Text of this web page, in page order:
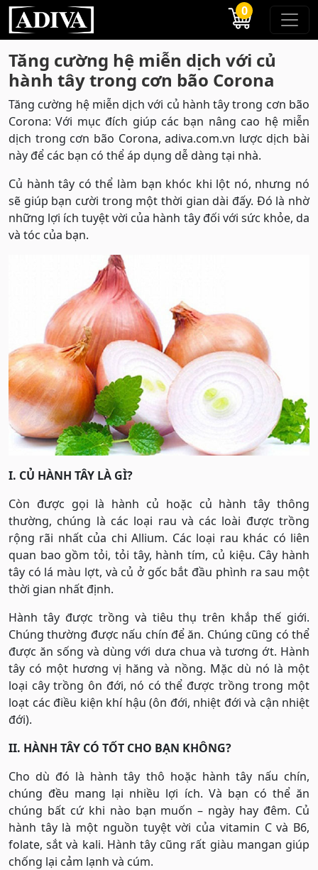
0
Tăng cường hệ miễn dịch với củ
hành tây trong cơn bão Corona
Tăng cường hệ miễn dịch với củ hành tây trong cơn bão
Corona: Với mục đích giúp các bạn nâng cao hệ miễn
dịch trong cơn bão Corona, adiva.com.vn lược dịch bài
này để các bạn có thể áp dụng dễ dàng tại nhà.
Củ hành tây có thể làm bạn khóc khi lột nó, nhưng nó
sẽ giúp bạn cười trong một thời gian dài đấy. Đó là nhờ
những lợi ích tuyệt vời của hành tây đối với sức khỏe, da
và tóc của bạn.
I. CỦ HÀNH TÂY LÀ GÌ?
Còn được gọi là hành củ hoặc củ hành tây thông
thường, chúng là các loại rau và các loài được trồng
rộng rãi nhất của chi Allium. Các loại rau khác có liên
quan bao gồm tỏi, tỏi tây, hành tím, củ kiệu. Cây hành
tây có lá màu lợt, và củ ở gốc bắt đầu phình ra sau một
thời gian nhất định.
Hành tây được trồng và tiêu thụ trên khắp thế giới.
Chúng thường được nấu chín để ăn. Chúng cũng có thể
được ăn sống và dùng với dưa chua và tương ớt. Hành
tây có một hương vị hăng và nồng. Mặc dù nó là một
loại cây trồng ôn đới, nó có thể được trồng trong một
loạt các điều kiện khí hậu (ôn đới, nhiệt đới và cận nhiệt
đới).
II. HÀNH TÂY CÓ TỐT CHO BẠN KHÔNG?
Cho dù đó là hành tây thô hoặc hành tây nấu chín,
chúng đều mang lại nhiều lợi ích. Và bạn có thể ăn
chúng bất cứ khi nào bạn muốn – ngày hay đêm. Củ
hành tây là một nguồn tuyệt vời của vitamin C và B6,
folate, sắt và kali. Hành tây cũng rất giàu mangan giúp
chống lại cảm lạnh và cúm.